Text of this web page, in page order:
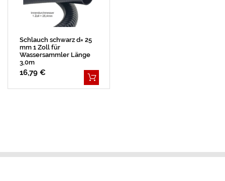
Schlauch schwarz d= 25
mm 1 Zoll für
Wassersammler Länge
3,0m
16,79 €